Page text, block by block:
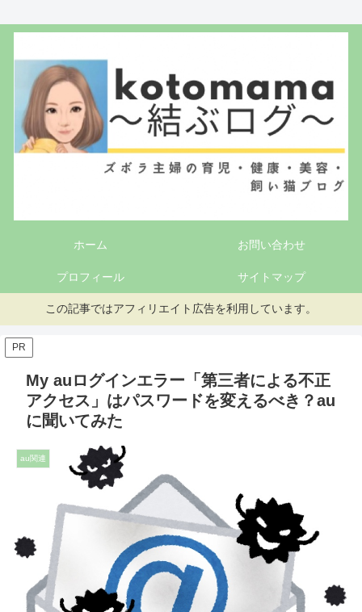
ホーム お問い合わせ
プロフィール サイトマップ
この記事ではアフィリエイト広告を利用しています。
PR
My auログインエラー「第三者による不正
アクセス」はパスワードを変えるべき？au
に聞いてみた
au関連